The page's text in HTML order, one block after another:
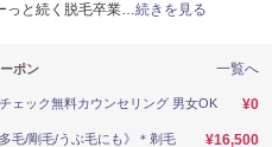
っと続く脱毛卒業…続きを見る
一覧へ
ポン
ェック無料カウンセリング 男女OK ¥0
毛/剛毛/うぶ毛にも》＊剃毛 ¥16,500